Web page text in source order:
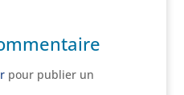
pour publier un